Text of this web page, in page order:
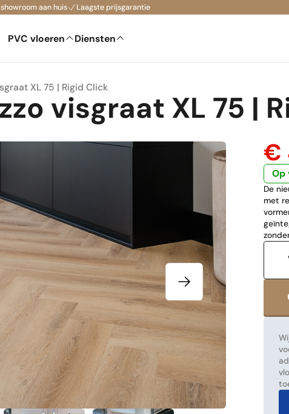
aan huis Laagste prijsgarantie
PVC vloeren Diensten
XL 75 | Rigid Click
visgraat XL 75 |
€
Op
De
met